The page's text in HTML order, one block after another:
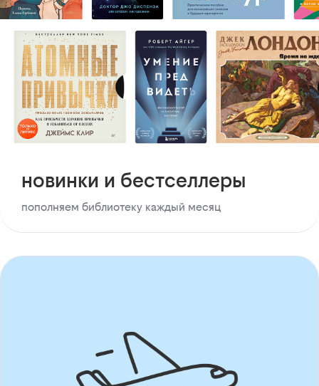
новинки и бестселлеры
пополняем библиотеку каждый месяц